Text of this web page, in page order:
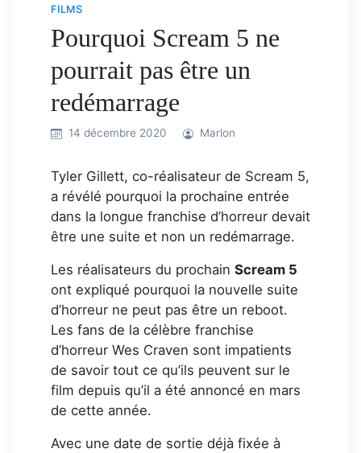
FILMS
Pourquoi Scream 5 ne
pourrait pas être un
redémarrage
14 décembre 2020 Marlon
Tyler Gillett, co-réalisateur de Scream 5,
a révélé pourquoi la prochaine entrée
dans la longue franchise d’horreur devait
être une suite et non un redémarrage.
Les réalisateurs du prochain Scream 5
ont expliqué pourquoi la nouvelle suite
d’horreur ne peut pas être un reboot.
Les fans de la célèbre franchise
d’horreur Wes Craven sont impatients
de savoir tout ce qu’ils peuvent sur le
film depuis qu’il a été annoncé en mars
de cette année.
Avec une date de sortie déjà fixée à